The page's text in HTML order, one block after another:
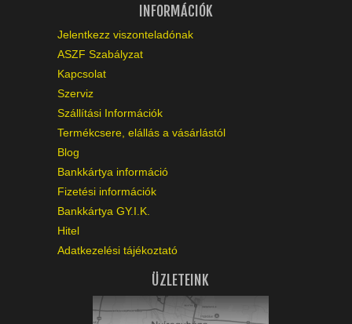
INFORMÁCIÓK
Jelentkezz viszonteladónak
ASZF Szabályzat
Kapcsolat
Szerviz
Szállítási Információk
Termékcsere, elállás a vásárlástól
Blog
Bankkártya információ
Fizetési információk
Bankkártya GY.I.K.
Hitel
Adatkezelési tájékoztató
ÜZLETEINK